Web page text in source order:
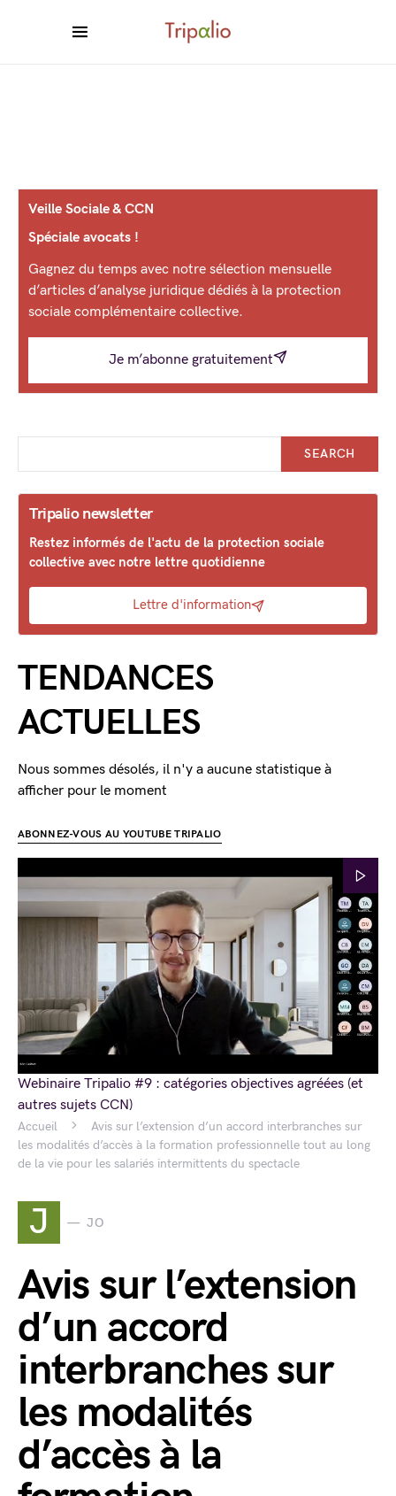
Accueil
Avis sur l’extension d’un accord interbranches sur
les modalités d’accès à la formation professionnelle tout au long
de la vie pour les salariés intermittents du spectacle
J JO
Avis sur l’extension
d’un accord
interbranches sur
les modalités
d’accès à la
Veille Sociale & CCN
Spéciale avocats !
Gagnez du temps avec notre sélection mensuelle
d’articles d’analyse juridique dédiés à la protection
sociale complémentaire collective.
Je m’abonne gratuitement
SEARCH
Tripalio newsletter
Restez informés de l'actu de la protection sociale
collective avec notre lettre quotidienne
Lettre d'information
TENDANCES
ACTUELLES
Nous sommes désolés, il n'y a aucune statistique à
afficher pour le moment
ABONNEZ-VOUS AU YOUTUBE TRIPALIO
Webinaire Tripalio #9 : catégories objectives agréées (et
autres sujets CCN)